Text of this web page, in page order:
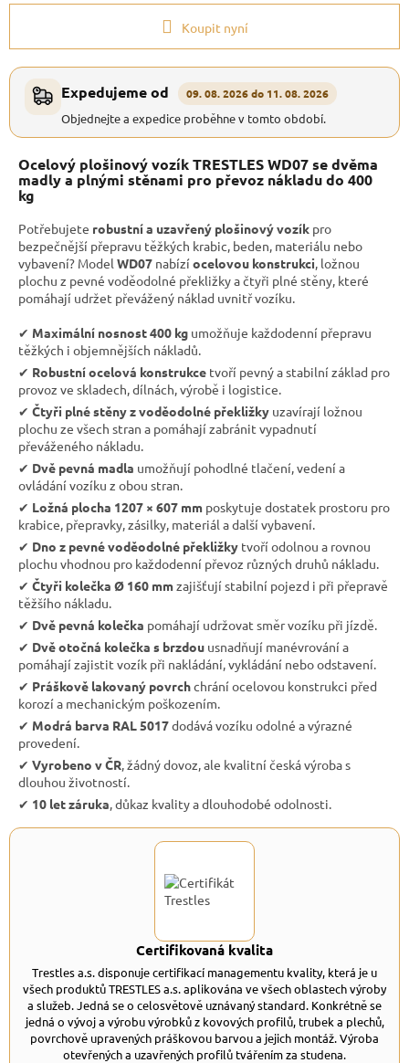
Koupit nyní
Expedujeme od 09. 08. 2026 do 11. 08. 2026
Objednejte a expedice proběhne v tomto období.
Ocelový plošinový vozík TRESTLES WD07 se dvěma
madly a plnými stěnami pro převoz nákladu do 400
kg
Potřebujete robustní a uzavřený plošinový vozík pro
bezpečnější přepravu těžkých krabic, beden, materiálu nebo
vybavení? Model WD07 nabízí ocelovou konstrukci, ložnou
plochu z pevné voděodolné překližky a čtyři plné stěny, které
pomáhají udržet převážený náklad uvnitř vozíku.
✔︎ Maximální nosnost 400 kg umožňuje každodenní přepravu
těžkých i objemnějších nákladů.
✔︎ Robustní ocelová konstrukce tvoří pevný a stabilní základ pro
provoz ve skladech, dílnách, výrobě i logistice.
✔︎ Čtyři plné stěny z voděodolné překližky uzavírají ložnou
plochu ze všech stran a pomáhají zabránit vypadnutí
převáženého nákladu.
✔︎ Dvě pevná madla umožňují pohodlné tlačení, vedení a
ovládání vozíku z obou stran.
✔︎ Ložná plocha 1207 × 607 mm poskytuje dostatek prostoru pro
krabice, přepravky, zásilky, materiál a další vybavení.
✔︎ Dno z pevné voděodolné překližky tvoří odolnou a rovnou
plochu vhodnou pro každodenní převoz různých druhů nákladu.
✔︎ Čtyři kolečka Ø 160 mmzajišťují stabilní pojezd i při přepravě
těžšího nákladu.
✔︎ Dvě pevná kolečka pomáhají udržovat směr vozíku při jízdě.
✔︎ Dvě otočná kolečka s brzdou usnadňují manévrování a
pomáhají zajistit vozík při nakládání, vykládání nebo odstavení.
✔︎ Práškově lakovaný povrchchrání ocelovou konstrukci před
korozí a mechanickým poškozením.
✔︎ Modrá barva RAL 5017dodává vozíku odolné a výrazné
provedení.
✔︎ Vyrobeno v ČR, žádný dovoz, ale kvalitní česká výroba s
dlouhou životností.
✔︎ 10 let záruka, důkaz kvality a dlouhodobé odolnosti.
Certifikovaná kvalita
Trestles a.s. disponuje certifikací managementu kvality, která je u
všech produktů TRESTLES a.s. aplikována ve všech oblastech výroby
a služeb. Jedná se o celosvětově uznávaný standard. Konkrétně se
jedná o vývoj a výrobu výrobků z kovových profilů, trubek a plechů,
povrchově upravených práškovou barvou a jejich montáž. Výroba
otevřených a uzavřených profilů tvářením za studena.